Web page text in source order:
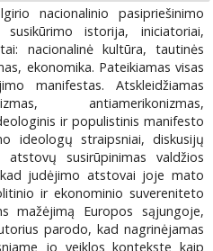
nacionalinio pasipriešinimo
istorija, iniciatoriai,
nacionalinė kultūra, tautinės
ekonomika. Pateikiamas visas
manifestas. Atskleidžiamas
antiamerikonizmas,
ir populistinis manifesto
ideologų straipsniai, diskusijų
susirūpinimas valdžios
judėjimo atstovai joje mato
ir ekonominio suvereniteto
mažėjimą Europos sąjungoje,
parodo, kad nagrinėjamas
jo veiklos kontekste kaip